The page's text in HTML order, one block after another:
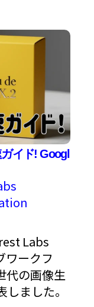
イド! Googl
Labs
ワークフ
代の画像生
ました。